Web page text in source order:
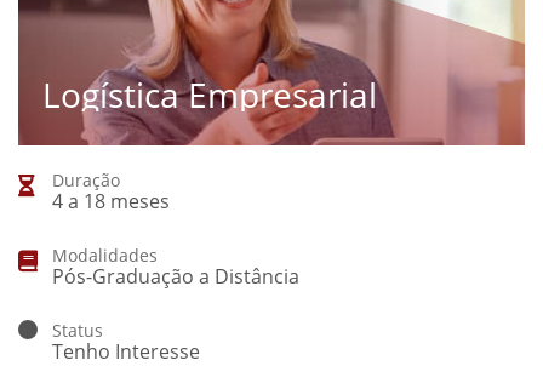
Logística Empresarial
Duração
4 a 18 meses
Modalidades
Pós-Graduação a Distância
Status
Tenho Interesse